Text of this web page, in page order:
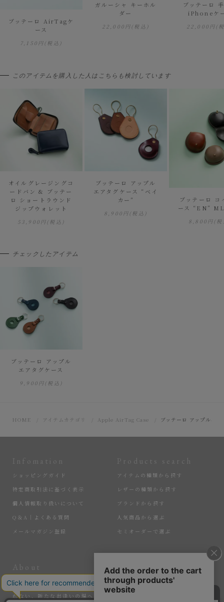
ブッテーロ AirTagケ
ース
7,150円(税込)
ガルーシャ キーホル
ダー
22,000円(税込)
ブッテーロ
iPhoneケ
22,000円(
このアイテムを購入した人はこちらも検討しています
オイルグレージングコ
ードバン & ブッテー
ロ ショートラウンド
ジップウォレット
53,900円(税込)
ブッテーロ アップル
エアタグケース “ベイ
カー”
8,900円(税込)
ブッテーロ コ
ース “EN”
8,800円(
チェックしたアイテム
ブッテーロ アップル
エアタグケース
9,900円(税込)
HOME アイテムカテゴリ Apple AirTag Case ブッテーロ アップルエア
About More
匠の逸品たちを、大切に届けている『MLS』。ここでしか手に入れら
れない、新たな出逢いの場へ。そして、サステナブルなアイテムで、
Infomation
ショッピングガイド
特定商取引法に基づく表示
個人情報取り扱いについて
Q＆A｜よくある質問
メールマガジン登録
Products search
アイテムの種類から探す
レザーの種類から探す
ブランドから探す
人気商品から選ぶ
セミオーダーで選ぶ